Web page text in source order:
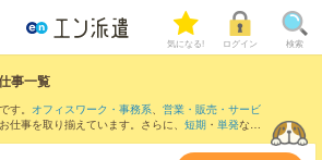
気になる! ログイン 検索
事一覧
す。 オフィスワーク・事務系、 営業・販売・サービ
仕事を取り揃えています。さらに、 短期 ・ 単発など